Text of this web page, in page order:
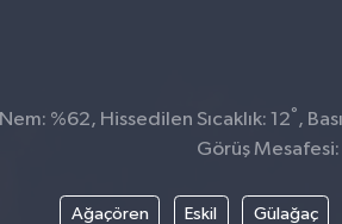
Nem: %62, Hissedilen Sıcaklık: 12° ,
Görüş Mesafesi:
Ağaçören Eskil Gülağaç